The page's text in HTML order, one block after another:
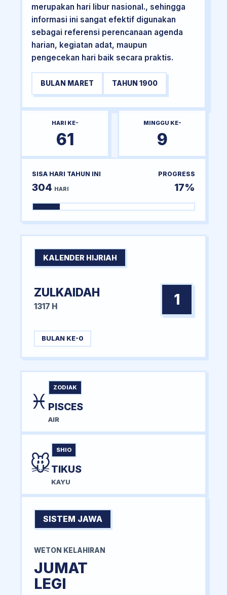
merupakan hari libur nasional., sehingga
informasi ini sangat efektif digunakan
sebagai referensi perencanaan agenda
harian, kegiatan adat, maupun
pengecekan hari baik secara praktis.
BULAN MARET TAHUN 1900
HARI KE-
61
MINGGU KE-
9
SISA HARI TAHUN INI
304 HARI
PROGRESS
17%
KALENDER HIJRIAH
ZULKAIDAH
1317 H 1
BULAN KE-0
♓
ZODIAK
PISCES
AIR
🐭
SHIO
TIKUS
KAYU
SISTEM JAWA
WETON KELAHIRAN
JUMAT
LEGI